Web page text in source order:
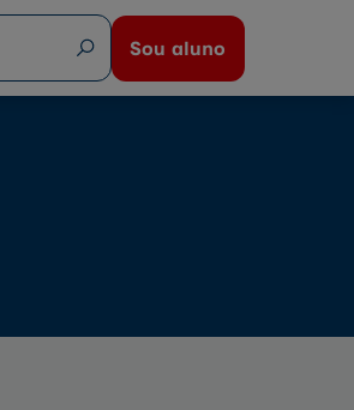
Sou aluno